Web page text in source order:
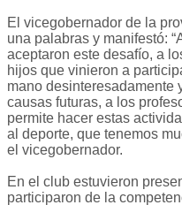
El vicegobernador de la
una palabras y manifestó:
aceptaron este desafío, a
hijos que vinieron a
mano desinteresadamente
causas futuras, a los
permite hacer estas
al deporte, que tenemos
el vicegobernador.
En el club estuvieron
participaron de la